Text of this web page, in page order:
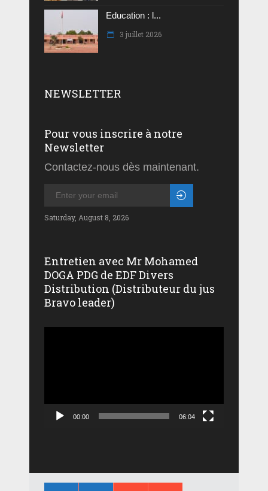
Education : l...
3 juillet 2026
NEWSLETTER
Pour vous inscrire à notre
Newsletter
Contactez-nous dès maintenant.
Saturday, August 8, 2026
Entretien avec Mr Mohamed
DOGA PDG de EDF Divers
Distribution (Distributeur du jus
Bravo leader)
00:00 06:04